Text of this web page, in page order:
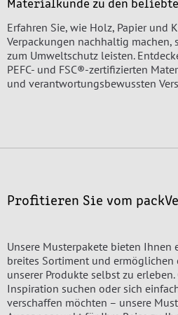
Materialkunde zu den
Erfahren Sie, wie Holz, Papier und
Verpackungen nachhaltig machen,
zum Umweltschutz leisten.
PEFC- und FSC®-zertifizierten
und verantwortungsbewussten
Profitieren Sie vom
Unsere Musterpakete bieten Ihnen
breites Sortiment und ermöglichen
unserer Produkte selbst zu
Inspiration suchen oder sich
verschaffen möchten – unsere